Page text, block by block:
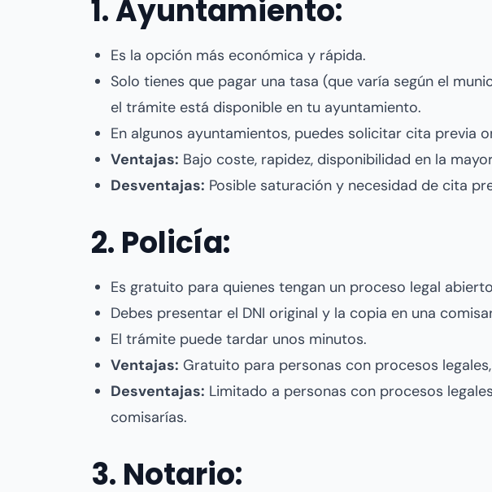
1. Ayuntamiento:
Es la opción más económica y rápida.
Solo tienes que pagar una tasa (que varía según el
el trámite está disponible en tu ayuntamiento.
En algunos ayuntamientos, puedes solicitar cita previa
Ventajas: Bajo coste, rapidez, disponibilidad en la
Desventajas: Posible saturación y necesidad de cita
2. Policía:
Es gratuito para quienes tengan un proceso legal
Debes presentar el DNI original y la copia en una
El trámite puede tardar unos minutos.
Ventajas: Gratuito para personas con procesos
Desventajas: Limitado a personas con procesos
comisarías.
3. Notario: